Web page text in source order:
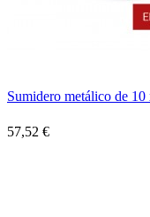
Sumidero metálico de 10
57,52 €